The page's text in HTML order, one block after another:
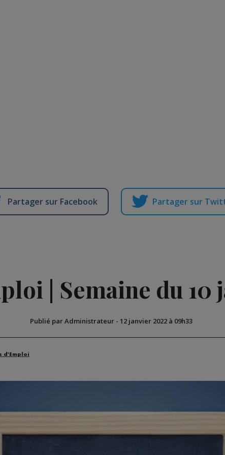
Partager sur Facebook Partager sur
| Semaine du 10
Publié par Administrateur - 12 janvier 2022 à 09h33
d'Emploi